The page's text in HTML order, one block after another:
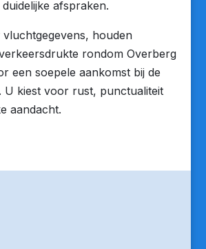
afspraken.
houden
rondom Overberg
een soepele aankomst bij de
U kiest voor rust, punctualiteit
aandacht.